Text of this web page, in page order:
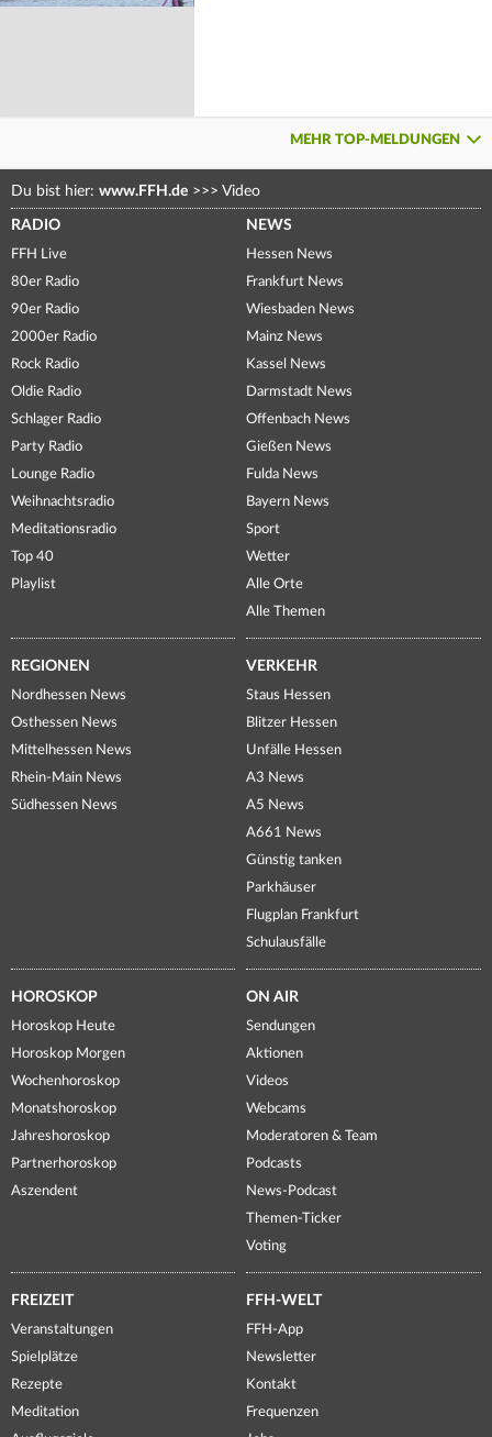
MEHR TOP-MELDUNGEN
Du bist hier: www.FFH.de >>> Video
RADIO
FFH Live
80er Radio
90er Radio
2000er Radio
Rock Radio
Oldie Radio
Schlager Radio
Party Radio
Lounge Radio
Weihnachtsradio
Meditationsradio
Top 40
Playlist
NEWS
Hessen News
Frankfurt News
Wiesbaden News
Mainz News
Kassel News
Darmstadt News
Offenbach News
Gießen News
Fulda News
Bayern News
Sport
Wetter
Alle Orte
Alle Themen
REGIONEN
Nordhessen News
Osthessen News
Mittelhessen News
Rhein-Main News
Südhessen News
VERKEHR
Staus Hessen
Blitzer Hessen
Unfälle Hessen
A3 News
A5 News
A661 News
Günstig tanken
Parkhäuser
Flugplan Frankfurt
Schulausfälle
HOROSKOP
Horoskop Heute
Horoskop Morgen
Wochenhoroskop
Monatshoroskop
Jahreshoroskop
Partnerhoroskop
Aszendent
ON AIR
Sendungen
Aktionen
Videos
Webcams
Moderatoren & Team
Podcasts
News-Podcast
Themen-Ticker
Voting
FREIZEIT
Veranstaltungen
Spielplätze
Rezepte
Meditation
FFH-WELT
FFH-App
Newsletter
Kontakt
Frequenzen